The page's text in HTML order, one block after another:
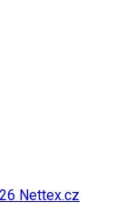
Nettex.cz